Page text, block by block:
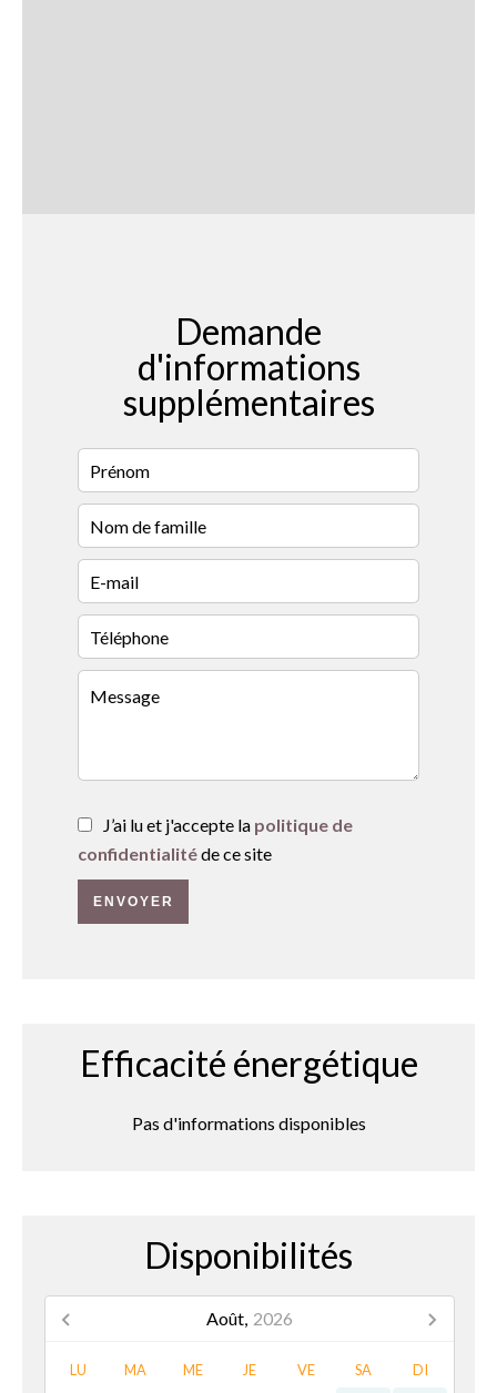
Demande
d'informations
supplémentaires
J’ai lu et j'accepte la politique de
confidentialitéde ce site
ENVOYER
Efficacité énergétique
Pas d'informations disponibles
Disponibilités
Août, 2026
LU MA ME JE VE SA DI